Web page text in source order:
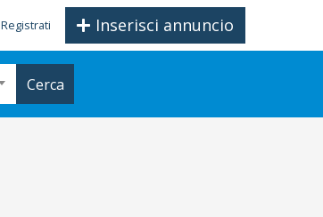
Inserisci annuncio
Registrati
Cerca